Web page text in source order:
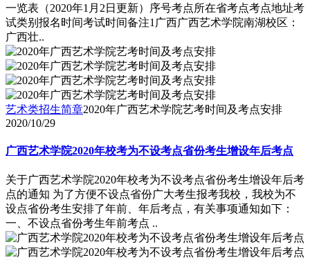
一览表（2020年1月2日更新）序号考点所在省考点考点地址考
试类别报名时间考试时间备注1广西广西艺术学院南湖校区：
广西壮..
艺术类招生简章2020年广西艺术学院艺考时间及考点安排
2020/10/29
广西艺术学院2020年校考为不设考点省份考生增设年后考点
关于广西艺术学院2020年校考为不设考点省份考生增设年后考
点的通知 为了方便不设点省份广大考生报考我校，我校为不
设点省份考生安排了年前、年后考点，有关事项通知如下：
一、不设点省份考生年前考点 ..